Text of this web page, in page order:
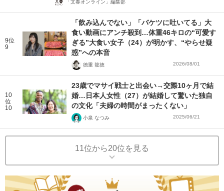
「文春オンライン」編集部
9位
9
「飲み込んでない」「バケツに吐いてる」大
食い動画にアンチ殺到…体重46キロの“可愛す
ぎる”大食い女子（24）が明かす、“やらせ疑
惑”への本音
徳重 龍徳 2026/08/01
10
位
10
23歳でマサイ戦士と出会い→交際10ヶ月で結
婚…日本人女性（27）が結婚して驚いた独自
の文化「夫婦の時間がまったくない」
小泉 なつみ 2025/06/21
11位から20位を見る